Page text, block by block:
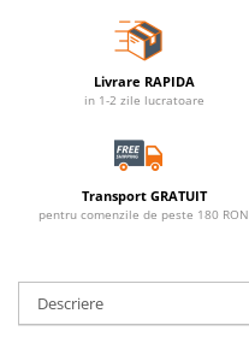
Livrare RAPIDA
in 1-2 zile lucratoare
Transport GRATUIT
pentru comenzile de peste 180 RON
Descriere